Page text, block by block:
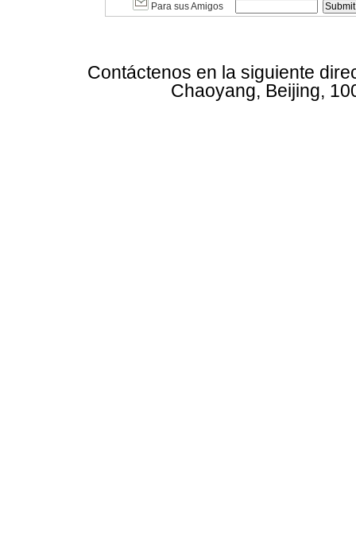
Para sus Amigos
Contáctenos en la siguiente
Chaoyang, Beijing,